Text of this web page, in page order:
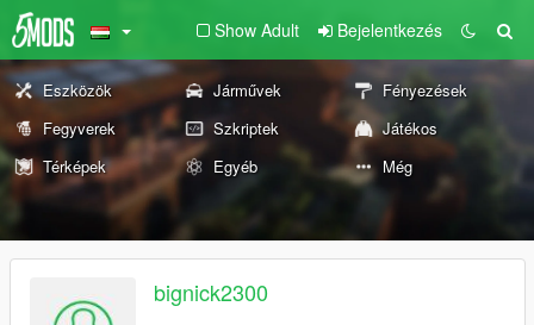
Show Adult Bejelentkezés
Eszközök Járművek
Fényezések
Fegyverek
Szkriptek
Játékos
Térképek
Egyéb Még
bignick2300